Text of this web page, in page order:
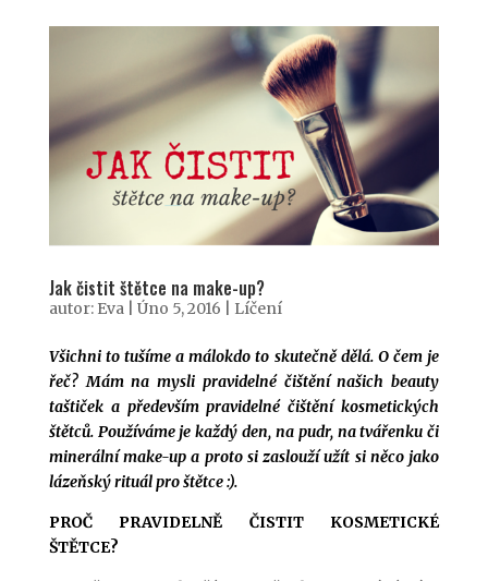
Jak čistit štětce na make-up?
autor: Eva| Úno 5, 2016 Líčení
Všichni to tušíme a málokdo to skutečně dělá. O čem je
řeč? Mám na mysli pravidelné čištění našich beauty
taštiček a především pravidelné čištění kosmetických
štětců. Používáme je každý den, na pudr, na tvářenku či
minerální make-up a proto si zaslouží užít si něco jako
lázeňský rituál pro štětce :).
PROČ PRAVIDELNĚ ČISTIT KOSMETICKÉ
ŠTĚTCE?